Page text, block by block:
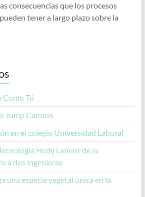
consecuencias que los procesos
tener a largo plazo sobre la
Como Tú
Jump Cannon
en el colegio Universidad Laboral
Hedy Lamarr de la
a dos ingenieras
una especie vegetal única en la